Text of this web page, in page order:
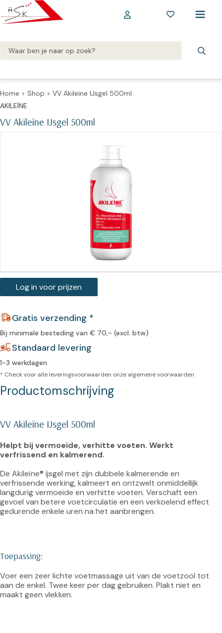
Home > Shop > VV Akileïne IJsgel 500ml
VV Akileïne IJsgel 500ml
AKILEÏNE
Log in voor prijzen
Gratis verzending *
Bij minimale besteding van € 70,- (excl. btw)
Standaard levering
1-3 werkdagen
* Check voor alle leveringsvoorwaarden onze algemene voorwaarden
Productomschrijving
VV Akileïne IJsgel 500ml
Helpt bij vermoeide, verhitte voeten. Werkt
verfrissend en kalmerend.
De Akileïne® ijsgel met zijn dubbele kalmerende en
verfrissende werking, kalmeert en ontzwelt onmiddellijk
langdurig vermoeide en verhitte voeten. Verschaft een
gevoel van betere voetcirculatie en een verkoelend effect
gedurende enkele uren na het aanbrengen.
Toepassing:
Voer een zeer lichte voetmassage uit van de voetzool tot
aan de enkel. Twee keer per dag gebruiken. Plakt niet en
maakt geen vlekken.